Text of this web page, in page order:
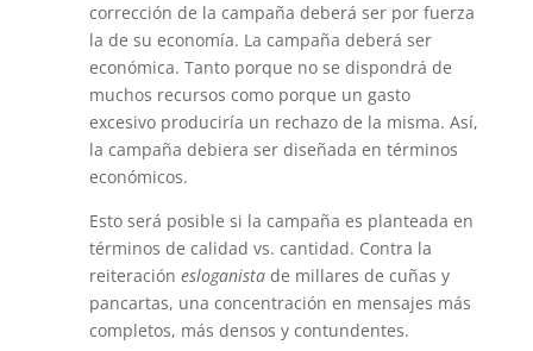
corrección de la campaña deberá ser por fuerza
la de su economía. La campaña deberá ser
económica. Tanto porque no se dispon­drá de
muchos recursos como porque un gasto
excesivo produciría un re­chazo de la misma. Así,
la campaña debiera ser diseñada en términos
eco­nómicos.
Esto será posible si la campaña es planteada en
términos de calidad vs. cantidad. Contra la
reiteración esloganista de millares de cuñas y
pancar­tas, una concentración en mensajes más
completos, más densos y contun­dentes.